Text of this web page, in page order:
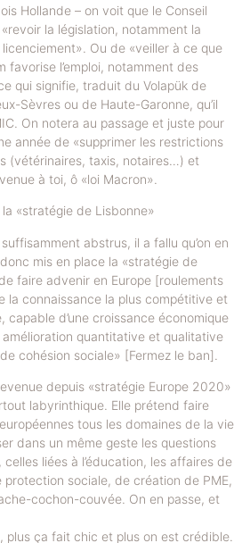
Hollande – on voit que le Conseil
la législation, notamment la
Ou de «veiller à ce que
favorise l’emploi, notamment des
qui signifie, traduit du Volapük de
Sèvres ou de Haute-Garonne, qu’il
On notera au passage et juste pour
année de «supprimer les restrictions
(vétérinaires, taxis, notaires…) et
à toi, ô «loi Macron».
«stratégie de Lisbonne»
abstrus, il a fallu qu’on en
mis en place la «stratégie de
faire advenir en Europe [roulements
la connaissance la plus compétitive et
capable d’une croissance économique
amélioration quantitative et qualitative
cohésion sociale» [Fermez le ban].
depuis «stratégie Europe 2020»
labyrinthique. Elle prétend faire
tous les domaines de la vie
dans un même geste les questions
liées à l’éducation, les affaires de
sociale, de création de PME,
cochon-couvée. On en passe, et
plus ça fait chic et plus on est crédible.